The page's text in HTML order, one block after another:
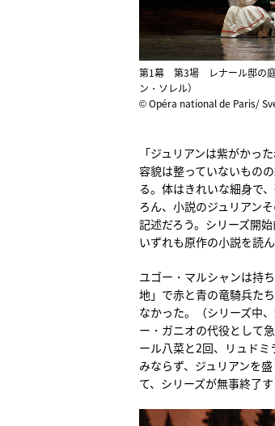
第1幕 第3場 レナール邸の庭
ン・ソレル）
© Opéra national de Paris/
「ジュリアンは紫がかっ
容貌は整っていないもの
る。体はきれいな細身で
ろん、小説のジュリアン
記述だろう。シリーズ開
いずれも原作の小説を読
ユゴー・マルシャンは持
地」で赤と青の竜騎兵た
なかった。（シリーズ中
ー・ガニオの代役として
ール八菜と2回、リュド
みならず、ジュリアンを
て、シリーズが無事終了